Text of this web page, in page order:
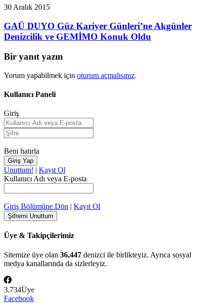
30 Aralık 2015
GAÜ DUYO Güz Kariyer Günleri’ne Akgünler
Denizcilik ve GEMİMO Konuk Oldu
Bir yanıt yazın
Yorum yapabilmek için oturum açmalısınız.
Kullanıcı Paneli
Giriş
Beni hatırla
Unuttum! | Kayıt Ol
Kullanıcı Adı veya E-posta
Giriş Bölümüne Dön | Kayıt Ol
Üye & Takipçilerimiz
Sitemize üye olan 36,447 denizci ile birlikteyiz. Ayrıca sosyal
medya kanallarında da sizlerleyiz.
3.734Üye
Facebook